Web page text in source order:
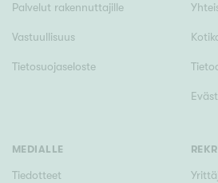
Palvelut rakennuttajille
Vastuullisuus
Tietosuojaseloste
MEDIALLE
Tiedotteet